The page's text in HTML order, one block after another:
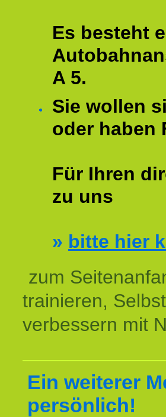
Es besteht
A 5.
Sie wollen
oder haben
Für Ihren
zu uns
» bitte hier
zum
trainieren,
verbessern mit
Ein weiterer
persönlich!